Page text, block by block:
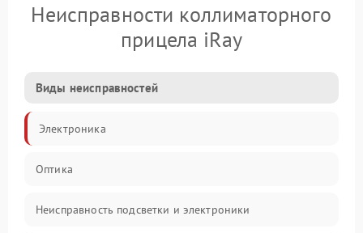
Неисправности коллиматорного
прицела iRay
Виды неисправностей
Электроника
Оптика
Неисправность подсветки и электроники